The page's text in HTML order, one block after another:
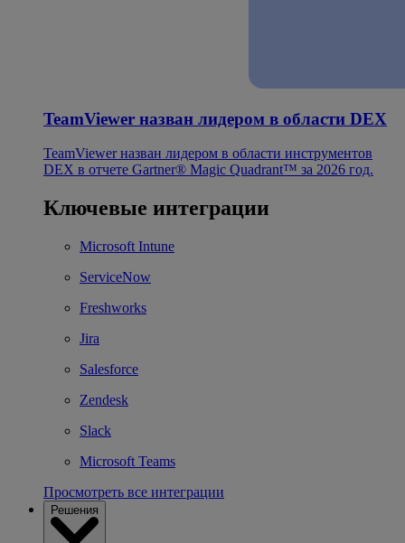
TeamViewer назван лидером в области DEX
TeamViewer назван лидером в области инструментов
DEX в отчете Gartner® Magic Quadrant™ за 2026 год.
Ключевые интеграции
Microsoft Intune
ServiceNow
Freshworks
Jira
Salesforce
Zendesk
Slack
Microsoft Teams
Просмотреть все интеграции
Решения